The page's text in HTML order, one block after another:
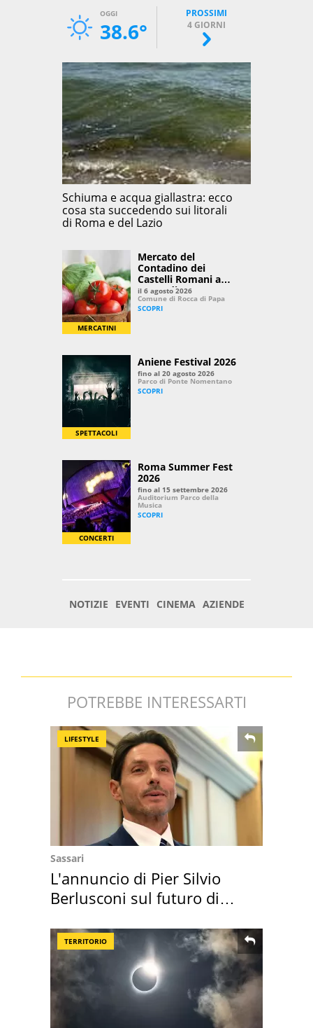
POTREBBE INTERESSARTI
LIFESTYLE
Sassari
L'annuncio di Pier Silvio
Berlusconi sul futuro di
TERRITORIO